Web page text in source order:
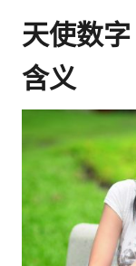
天使数
含义